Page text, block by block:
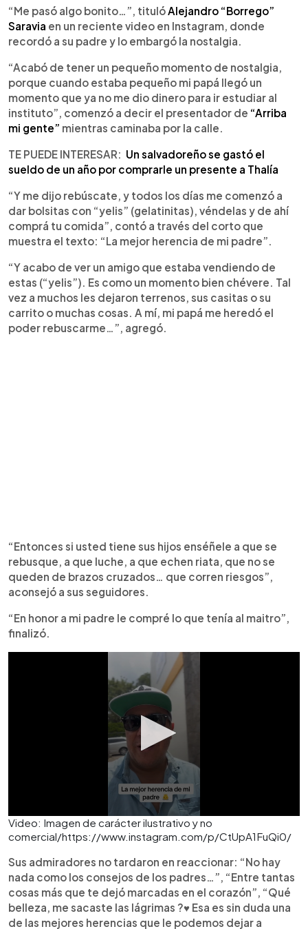
Escuchar artículo
“Me pasó algo bonito…”, tituló Alejandro “Borrego”
Saravia en un reciente video en Instagram, donde
recordó a su padre y lo embargó la nostalgia.
“Acabó de tener un pequeño momento de nostalgia,
porque cuando estaba pequeño mi papá llegó un
momento que ya no me dio dinero para ir estudiar al
instituto”, comenzó a decir el presentador de “Arriba
mi gente” mientras caminaba por la calle.
TE PUEDE INTERESAR: Un salvadoreño se gastó el
sueldo de un año por comprarle un presente a Thalía
“Y me dijo rebúscate, y todos los días me comenzó a
dar bolsitas con “yelis” (gelatinitas), véndelas y de ahí
comprá tu comida”, contó a través del corto que
muestra el texto: “La mejor herencia de mi padre”.
“Y acabo de ver un amigo que estaba vendiendo de
estas (“yelis”). Es como un momento bien chévere. Tal
vez a muchos les dejaron terrenos, sus casitas o su
carrito o muchas cosas. A mí, mi papá me heredó el
poder rebuscarme…”, agregó.
“Entonces si usted tiene sus hijos enséñele a que se
rebusque, a que luche, a que echen riata, que no se
queden de brazos cruzados… que corren riesgos”,
aconsejó a sus seguidores.
“En honor a mi padre le compré lo que tenía al maitro”,
finalizó.
Video: Imagen de carácter ilustrativo y no
comercial/https://www.instagram.com/p/CtUpA1FuQi0/
Sus admiradores no tardaron en reaccionar: “No hay
nada como los consejos de los padres…”, “Entre tantas
cosas más que te dejó marcadas en el corazón”, “Qué
belleza, me sacaste las lágrimas ?♥ Esa es sin duda una
de las mejores herencias que le podemos dejar a